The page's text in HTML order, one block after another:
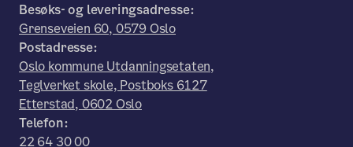
Besøks- og leveringsadresse:
Grenseveien 60, 0579 Oslo
Postadresse:
Oslo kommune Utdanningsetaten,
Teglverket skole, Postboks 6127
Etterstad, 0602 Oslo
Telefon:
22 64 30 00